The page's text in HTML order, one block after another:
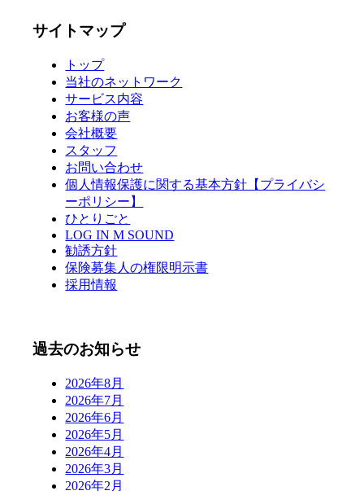
サイトマップ
トップ
当社のネットワーク
サービス内容
お客様の声
会社概要
スタッフ
お問い合わせ
個人情報保護に関する基本方針【プライバシ
ーポリシー】
ひとりごと
LOG IN M SOUND
勧誘方針
保険募集人の権限明示書
採用情報
過去のお知らせ
2026年8月
2026年7月
2026年6月
2026年5月
2026年4月
2026年3月
2026年2月